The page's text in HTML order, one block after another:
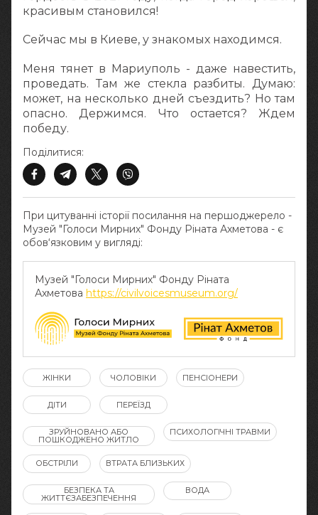
красивым становился!
Сейчас мы в Киеве, у знакомых находимся.
Меня тянет в Мариуполь - даже навестить,
проведать. Там же стекла разбиты. Думаю:
может, на несколько дней съездить? Но там
опасно. Держимся. Что остается? Ждем
победу.
При цитуванні історії посилання на першоджерело -
Музей "Голоси Мирних" Фонду Ріната Ахметова - є
обов‘язковим у вигляді:
Музей "Голоси Мирних" Фонду Ріната
Ахметова https://civilvoicesmuseum.org/
Поділитися:
ЖІНКИ ЧОЛОВІКИ ПЕНСІОНЕРИ
ДІТИ ПЕРЕЇЗД
ЗРУЙНОВАНО АБО
ПОШКОДЖЕНО ЖИТЛО
ПСИХОЛОГІЧНІ ТРАВМИ
ОБСТРІЛИ ВТРАТА БЛИЗЬКИХ
БЕЗПЕКА ТА
ЖИТТЄЗАБЕЗПЕЧЕННЯ
ВОДА